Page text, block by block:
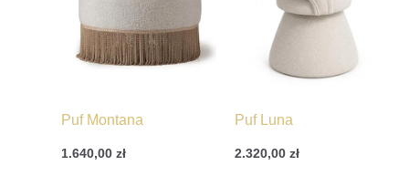
Puf Montana
1.640,00 zł
Puf Luna
2.320,00zł